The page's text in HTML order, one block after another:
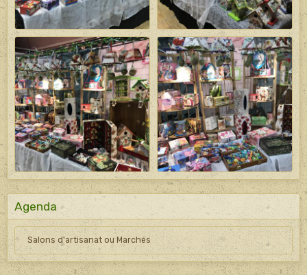
Agenda
Salons d'artisanat ou Marchés